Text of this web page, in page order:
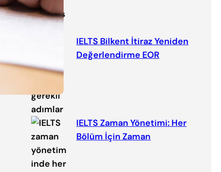
IELTS Bilkent İtiraz Yeniden
Değerlendirme EOR
IELTS Zaman Yönetimi: Her
Bölüm İçin Zaman